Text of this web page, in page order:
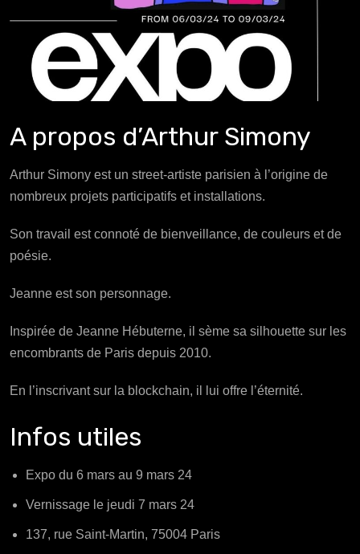
A propos d’Arthur Simony
Arthur Simony est un street-artiste parisien à l’origine de
nombreux projets participatifs et installations.
Son travail est connoté de bienveillance, de couleurs et de
poésie.
Jeanne est son personnage.
Inspirée de Jeanne Hébuterne, il sème sa silhouette sur les
encombrants de Paris depuis 2010.
En l’inscrivant sur la blockchain, il lui offre l’éternité.
Infos utiles
Expo du 6 mars au 9 mars 24
Vernissage le jeudi 7 mars 24
137, rue Saint-Martin, 75004 Paris